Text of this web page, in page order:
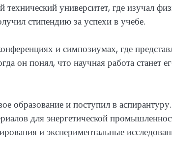
университет, где изучал
стипендию за успехи в учебе.
и симпозиумах, где
он понял, что научная работа станет
образование и поступил в
для энергетической
и экспериментальные